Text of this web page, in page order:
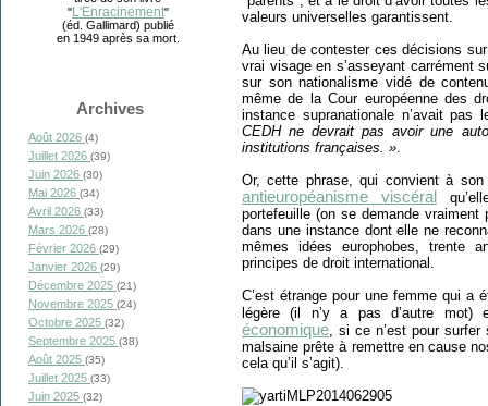
"L'Enracinement"
(éd. Gallimard) publié
en 1949 après sa mort.
Archives
Août 2026 (4)
Juillet 2026 (39)
Juin 2026 (30)
Mai 2026 (34)
Avril 2026 (33)
Mars 2026 (28)
Février 2026 (29)
Janvier 2026 (29)
Décembre 2025 (21)
Novembre 2025 (24)
Octobre 2025 (32)
Septembre 2025 (38)
Août 2025 (35)
Juillet 2025 (33)
Juin 2025 (32)
valeurs universelles garantissent.
Au lieu de contester ces décisions
vrai visage en s’asseyant carrément
sur son nationalisme vidé de
même de la Cour européenne des
instance supranationale n’avait
CEDH ne devrait pas avoir une
institutions françaises. »
Or, cette phrase, qui convient à
antieuropéanisme viscéral
portefeuille (on se demande
dans une instance dont elle ne
mêmes idées europhobes, trente
principes de droit international.
C’est étrange pour une femme qui a
légère (il n’y a pas d’autre mot)
économique , si ce n’est pour
malsaine prête à remettre en cause
cela qu’il s’agit).